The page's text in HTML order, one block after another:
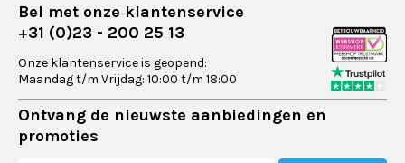
Bel met onze klantenservice
+31 (0)23 - 200 25 13
Onze klantenservice is geopend:
Maandag t/m Vrijdag: 10:00 t/m 18:00
Ontvang de nieuwste aanbiedingen en
promoties